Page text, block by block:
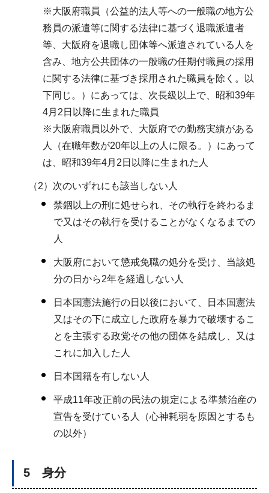
※大阪府職員（公益的法人等への一般職の地方公
務員の派遣等に関する法律に基づく退職派遣者
等、大阪府を退職し団体等へ派遣されている人を
含み、地方公共団体の一般職の任期付職員の採用
に関する法律に基づき採用された職員を除く。以
下同じ。）にあっては、次長級以上で、昭和39年
4月2日以降に生まれた職員
※大阪府職員以外で、大阪府での勤務実績がある
人（在職年数が20年以上の人に限る。）にあって
は、昭和39年4月2日以降に生まれた人
（2）次のいずれにも該当しない人
禁錮以上の刑に処せられ、その執行を終わるま
で又はその執行を受けることがなくなるまでの
人
大阪府において懲戒免職の処分を受け、当該処
分の日から2年を経過しない人
日本国憲法施行の日以後において、日本国憲法
又はその下に成立した政府を暴力で破壊するこ
とを主張する政党その他の団体を結成し、又は
これに加入した人
日本国籍を有しない人
平成11年改正前の民法の規定による準禁治産の
宣告を受けている人（心神耗弱を原因とするも
の以外）
5 身分